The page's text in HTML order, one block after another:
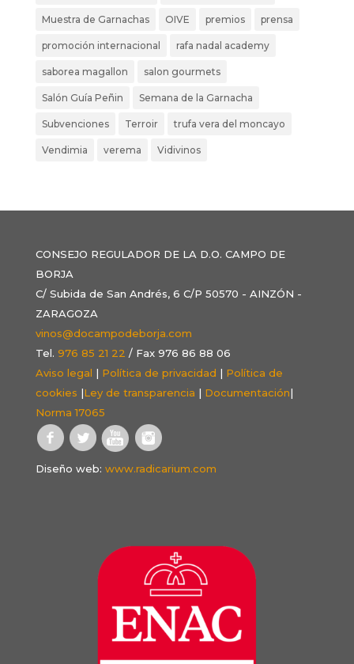
Muestra de Garnachas OIVE premios prensa
promoción internacional rafa nadal academy
saborea magallon salon gourmets
Salón Guía Peñin Semana de la Garnacha
Subvenciones Terroir trufa vera del moncayo
Vendimia verema Vidivinos
CONSEJO REGULADOR DE LA D.O. CAMPO DE
BORJA
C/ Subida de San Andrés, 6 C/P 50570 - AINZÓN -
ZARAGOZA
vinos@docampodeborja.com
Tel. 976 85 21 22 / Fax 976 86 88 06
Aviso legal | Política de privacidad | Política de
cookies |Ley de transparencia | Documentación|
Norma 17065
Diseño web: www.radicarium.com